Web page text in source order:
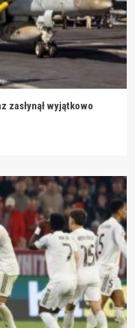
zasłynął wyjątkowo